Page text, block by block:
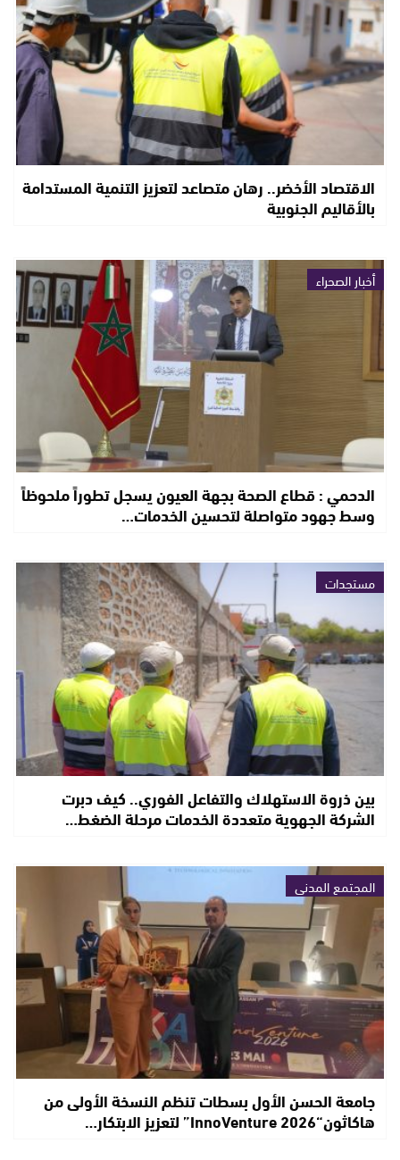
الاقتصاد الأخضر.. رهان متصاعد لتعزيز التنمية المستدامة
بالأقاليم الجنوبية
أخبار الصحراء
الدحمي : قطاع الصحة بجهة العيون يسجل تطوراً ملحوظاً
وسط جهود متواصلة لتحسين الخدمات…
مستجدات
بين ذروة الاستهلاك والتفاعل الفوري.. كيف دبرت
الشركة الجهوية متعددة الخدمات مرحلة الضغط…
المجتمع المدني
جامعة الحسن الأول بسطات تنظم النسخة الأولى من
هاكاثون“InnoVenture 2026” لتعزيز الابتكار…